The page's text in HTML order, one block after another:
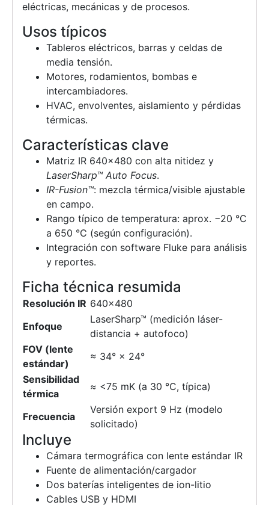
eléctricas, mecánicas y de procesos.
Usos típicos
Tableros eléctricos, barras y celdas de
media tensión.
Motores, rodamientos, bombas e
intercambiadores.
HVAC, envolventes, aislamiento y pérdidas
térmicas.
Características clave
Matriz IR 640×480 con alta nitidez y
LaserSharp™ Auto Focus.
IR-Fusion™: mezcla térmica/visible ajustable
en campo.
Rango típico de temperatura: aprox. −20 °C
a 650 °C (según configuración).
Integración con software Fluke para análisis
y reportes.
Ficha técnica resumida
Resolución IR 640×480
Enfoque
LaserSharp™ (medición láser-
distancia + autofoco)
FOV (lente
estándar)
≈ 34° × 24°
Sensibilidad
térmica
≈ <75 mK (a 30 °C, típica)
Frecuencia
Versión export 9 Hz (modelo
solicitado)
Incluye
Cámara termográfica con lente estándar IR
Fuente de alimentación/cargador
Dos baterías inteligentes de ion-litio
Cables USB y HDMI